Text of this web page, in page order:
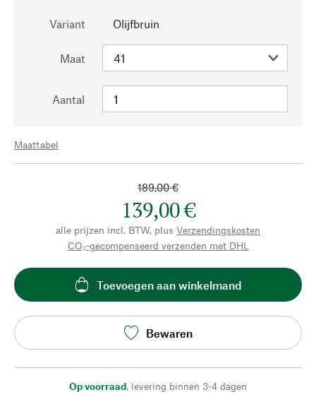
Variant Olijfbruin
Maat
Aantal
Maattabel
189,00 €
139,00 €
alle prijzen incl. BTW, plus Verzendingskosten
CO₂-gecompenseerd verzenden met DHL
Toevoegen aan winkelmand
Bewaren
Op voorraad, levering binnen 3-4 dagen